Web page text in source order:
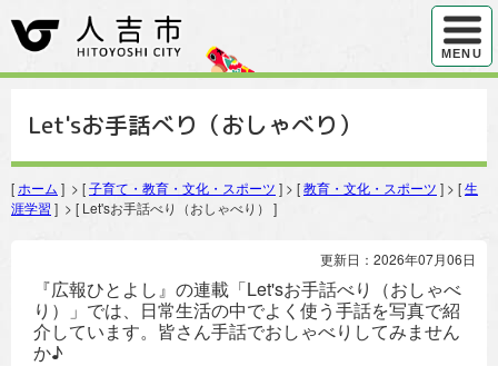
ハンバ
MENU
Let'sお手話べり（おしゃべり）
[ ホーム ] > [子育て・教育・文化・スポーツ ] > [教育・文化・スポーツ ] > [生
涯学習 ] > [ Let'sお手話べり（おしゃべり） ]
更新日：2026年07月06日
『広報ひとよし』の連載「Let'sお手話べり（おしゃべ
り）」では、日常生活の中でよく使う手話を写真で紹
介しています。皆さん手話でおしゃべりしてみません
か♪